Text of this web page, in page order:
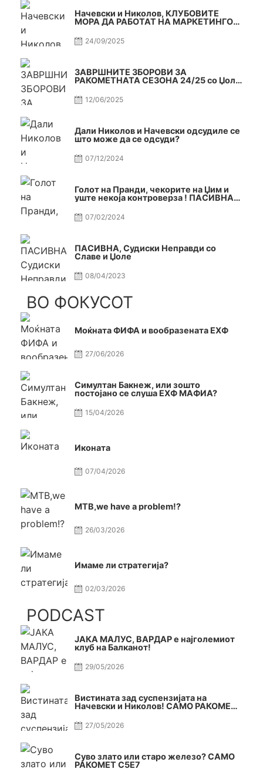
Начевски и Николов, КЛУБОВИТЕ
МОРА ДА РАБОТАТ НА МАРКЕТИНГОТ,
24/09/2025
ЗАВРШНИТЕ ЗБОРОВИ ЗА
РАКОМЕТНАТА СЕЗОНА 24/25 со Џоле
12/06/2025
Дали Николов и Начевски одсудиле се
што може да се одсуди?
07/12/2024
Голот на Пранди, чекорите на Џим и
уште некоја контроверза ! ПАСИВНА
07/02/2024
ПАСИВНА, Судиски Неправди со
Славе и Џоле
08/04/2023
ВО ФОКУСОТ
Моќната ФИФА и вообразената ЕХФ
27/06/2026
Симултан Бакнеж, или зошто
постојано се слуша ЕХФ МАФИА?
15/04/2026
Иконата
07/04/2026
МТВ,we have a problem!?
26/03/2026
Имаме ли стратегија?
02/03/2026
PODCAST
ЈАКА МАЛУС, ВАРДАР е најголемиот
клуб на Балканот!
29/05/2026
Вистината зад суспензијата на
Начевски и Николов! САМО РАКОМЕТ
27/05/2026
Суво злато или старо железо? САМО
РАКОМЕТ С5Е7